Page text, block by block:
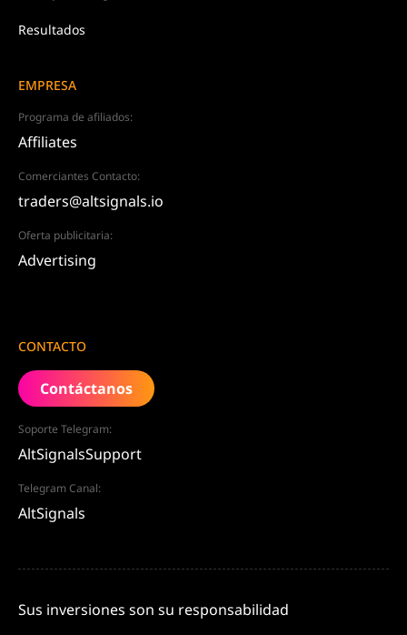
Resultados
EMPRESA
Programa de afiliados:
Affiliates
Comerciantes Contacto:
traders@altsignals.io
Oferta publicitaria:
Advertising
CONTACTO
Contáctanos
Soporte Telegram:
AltSignalsSupport
Telegram Canal:
AltSignals
Sus inversiones son su responsabilidad